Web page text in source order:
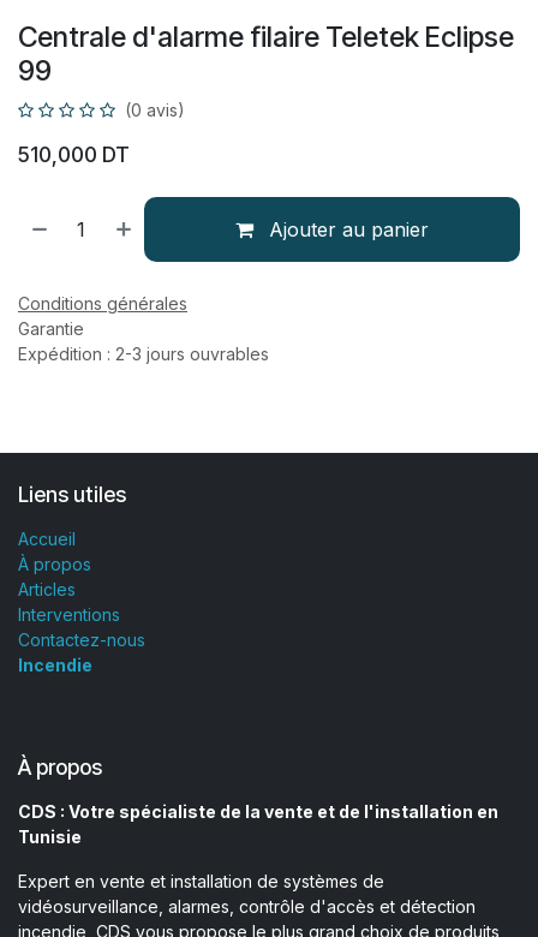
Centrale d'alarme filaire Teletek Eclipse
99
(0 avis)
510,000 DT
Ajouter au panier
Conditions générales
Garantie
Expédition : 2-3 jours ouvrables
Liens utiles
Accueil
À propos
Articles
Interventions
Contactez-nous
Incendie
À propos
CDS : Votre spécialiste de la vente et de l'installation en
Tunisie
Expert en vente et installation de systèmes de
vidéosurveillance, alarmes, contrôle d'accès et détection
incendie, CDS vous propose le plus grand choix de produits